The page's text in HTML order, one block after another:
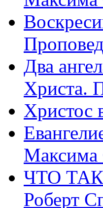
Два
Христа.
Христос
Максима
ЧТО
Роберт